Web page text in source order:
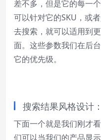
差不多，但是它的每一
可以针对它的SKU，或
去搜索，就可以适用到
面。这些参数我们在后
它的优先级。
搜索结果风格设计：
下面一个就是我们刚才
们可以当我们的产品显示